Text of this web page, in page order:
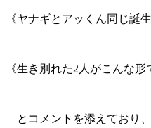
《ヤナギとアッくん同じ誕
《生き別れた2人がこんな形
とコメントを添えており